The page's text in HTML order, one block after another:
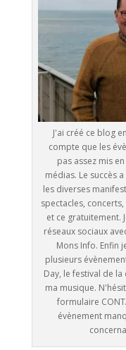
J'ai créé ce blog
compte que les
pas assez mis
médias. Le succès
les diverses
spectacles,
et ce gratuitement.
réseaux sociaux
Mons Info. Enfin
plusieurs
Day, le festival de
ma musique.
formulaire
évènement